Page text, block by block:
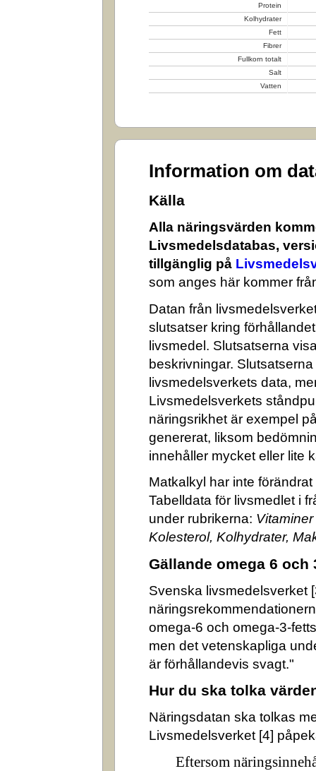
Protein
Kolhydrater
Fett
Fibrer
Fullkorn totalt
Salt
Vatten
Information om
Källa
Alla näringsvärden
Livsmedelsdatabas,
tillgänglig på
som anges här kommer
Datan från
slutsatser kring
livsmedel. Slutsatserna
beskrivningar.
livsmedelsverkets data,
Livsmedelsverkets
näringsrikhet är exempel
genererat, liksom
innehåller mycket eller lite
Matkalkyl har inte
Tabelldata för livsmedlet i
under rubrikerna:
Kolesterol, Kolhydrater,
Gällande omega 6 och
Svenska livsmedelsverket
omega-6 och omega-3-
men det vetenskapliga
är förhållandevis svagt."
Hur du ska tolka
Näringsdatan ska tolkas
Livsmedelsverket [4]
Eftersom